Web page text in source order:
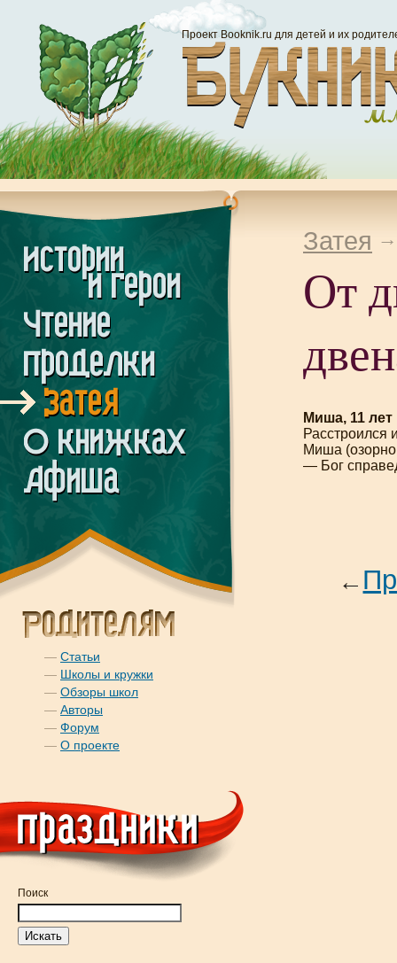
Проект Booknik.ru для детей и их
— Статьи
— Школы и кружки
— Обзоры школ
— Авторы
— Форум
— О проекте
Поиск
Затея
От
Миша, 11 лет
Расстроился
Миша
— Бог